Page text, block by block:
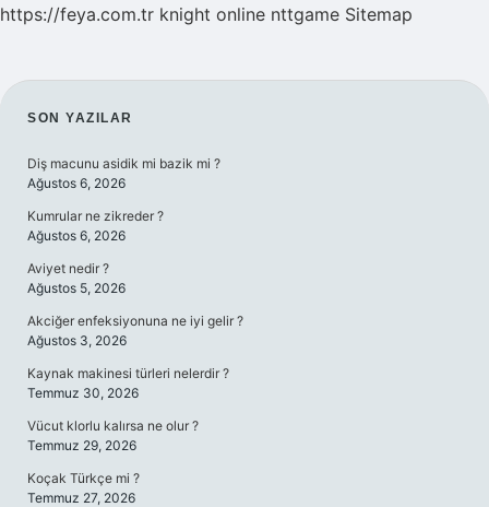
https://feya.com.tr knight online nttgame Sitemap
SIDEBAR
SON YAZILAR
Diş macunu asidik mi bazik mi ?
Ağustos 6, 2026
Kumrular ne zikreder ?
Ağustos 6, 2026
Aviyet nedir ?
Ağustos 5, 2026
Akciğer enfeksiyonuna ne iyi gelir ?
Ağustos 3, 2026
Kaynak makinesi türleri nelerdir ?
Temmuz 30, 2026
Vücut klorlu kalırsa ne olur ?
Temmuz 29, 2026
Koçak Türkçe mi ?
Temmuz 27, 2026